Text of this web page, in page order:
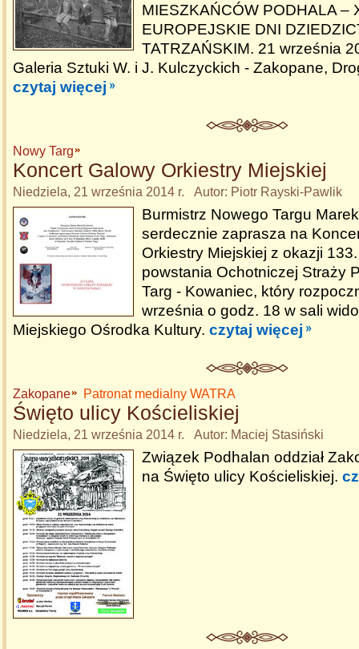
MIESZKAŃCÓW PODHALA –
EUROPEJSKIE DNI
TATRZAŃSKIM. 21 września
Galeria Sztuki W. i J. Kulczyckich - Zakopane,
czytaj więcej
Nowy Targ
Koncert Galowy Orkiestry Miejskiej
Niedziela, 21 września 2014 r. Autor: Piotr Rayski-Pawlik
Burmistrz Nowego Targu
serdecznie zaprasza na
Orkiestry Miejskiej z okazji
powstania Ochotniczej Straży
Targ - Kowaniec, który
września o godz. 18 w sali
Miejskiego Ośrodka Kultury. czytaj więcej
Zakopane Patronat medialny WATRA
Święto ulicy Kościeliskiej
Niedziela, 21 września 2014 r. Autor: Maciej Stasiński
Związek Podhalan oddział
na Święto ulicy Kościeliskiej.